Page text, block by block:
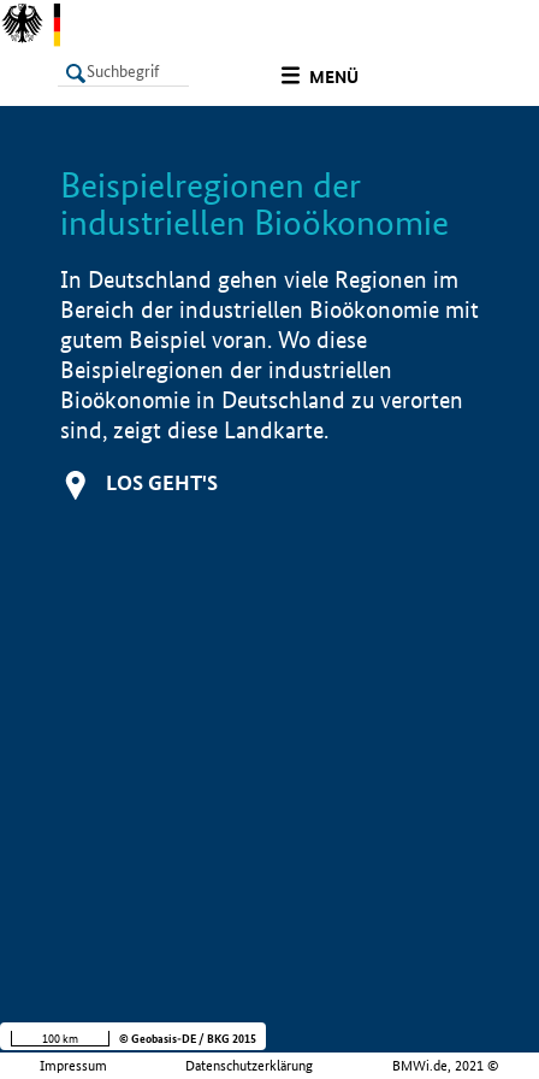
MENÜ
LISTE
Beispielregionen der
industriellen Bioökonomie
In Deutschland gehen viele Regionen im
Bereich der industriellen Bioökonomie mit
gutem Beispiel voran. Wo diese
Beispielregionen der industriellen
Bioökonomie in Deutschland zu verorten
sind, zeigt diese Landkarte.
LOS GEHT'S
Impressum Datenschutzerklärung BMWi.de, 2021 ©
100 km © Geobasis-DE / BKG 2015